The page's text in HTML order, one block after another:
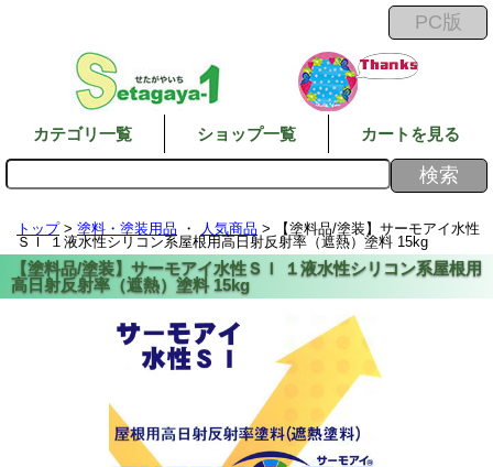
カテゴリ一覧 ショップ一覧 カートを見る
トップ> 塗料・塗装用品 ・ 人気商品 > 【塗料品/塗装】サーモアイ水性
ＳＩ １液水性シリコン系屋根用高日射反射率（遮熱）塗料 15kg